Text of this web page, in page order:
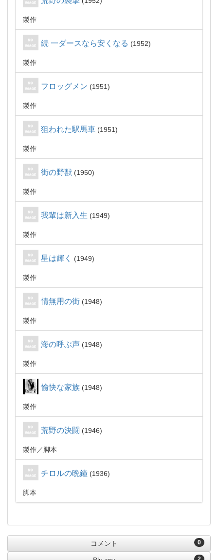
製作
続 一ダースなら安くなる 1952
製作
フロッグメン 1951
製作
狙われた駅馬車 1951
製作
街の野獣 1950
製作
我輩は新入生 1949
製作
星は輝く 1949
製作
情無用の街 1948
製作
海の呼ぶ声 1948
製作
愉快な家族 1948
製作
荒野の決闘 1946
製作 脚本
チロルの晩鐘 1936
脚本
0
コメント